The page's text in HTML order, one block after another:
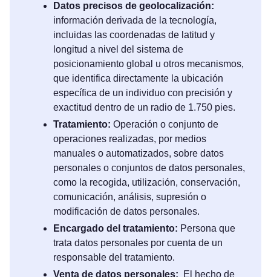
Datos precisos de geolocalización:
información derivada de la tecnología,
incluidas las coordenadas de latitud y
longitud a nivel del sistema de
posicionamiento global u otros mecanismos,
que identifica directamente la ubicación
específica de un individuo con precisión y
exactitud dentro de un radio de 1.750 pies.
Tratamiento: Operación o conjunto de
operaciones realizadas, por medios
manuales o automatizados, sobre datos
personales o conjuntos de datos personales,
como la recogida, utilización, conservación,
comunicación, análisis, supresión o
modificación de datos personales.
Encargado del tratamiento: Persona que
trata datos personales por cuenta de un
responsable del tratamiento.
Venta de datos personales:
El hecho de